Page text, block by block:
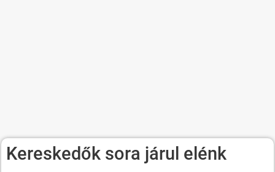
Kereskedők sora járul elénk